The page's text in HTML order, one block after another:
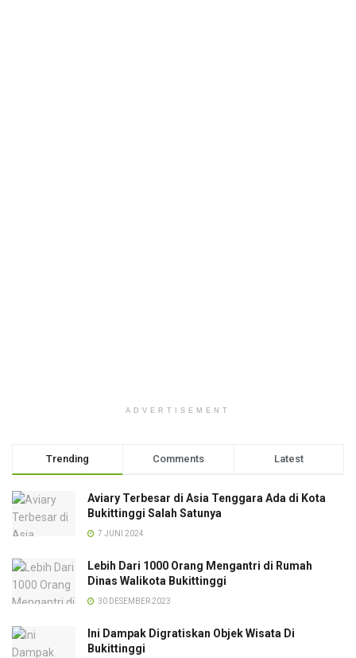
ADVERTISEMENT
Trending Comments Latest
Aviary Terbesar di Asia Tenggara Ada di Kota
Bukittinggi Salah Satunya
7 JUNI 2024
Lebih Dari 1000 Orang Mengantri di Rumah
Dinas Walikota Bukittinggi
30 DESEMBER 2023
Ini Dampak Digratiskan Objek Wisata Di
Bukittinggi